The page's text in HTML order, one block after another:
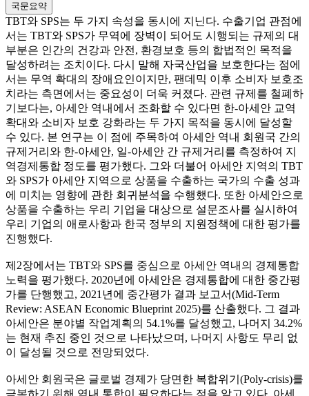
국문요약
TBT와 SPS는 두 가지 속성을 동시에 지닌다. 수출기업 관점에
서는 TBT와 SPS가 무역에 장벽이 되어도 시행되는 규제의 대
부분은 인간의 건강과 안전, 환경보호 등의 합법적인 목적을
달성하려는 조치이다. 다시 말해 자국산업을 보호한다는 점에
서는 무역 확대의 장애요인이지만, 팬데믹 이후 소비자 보호조
치라는 측면에서는 중요성이 더욱 커졌다. 관련 규제를 철폐하
기보다는, 아세안 역내에서 조화할 수 있다면 한-아세안 교역
확대와 소비자 보호 강화라는 두 가지 목적을 동시에 달성할
수 있다. 본 연구는 이 점에 주목하여 아세안 역내 회원국 간의
규제거리와 한-아세안, 일-아세안 간 규제거리를 측정하여 지
역경제통합 정도를 평가했다. 그와 더불어 아세안 지역의 TBT
와 SPS가 아세안 지역으로 상품을 수출하는 국가의 수출 성과
에 미치는 영향에 관한 회귀분석을 수행했다. 또한 아세안으로
상품을 수출하는 우리 기업을 대상으로 설문조사를 실시하여
우리 기업의 애로사항과 한국 정부의 지원정책에 대한 평가를
진행했다.
제2장에서는 TBT와 SPS를 중심으로 아세안 역내의 경제통합
노력을 평가했다. 2020년에 아세안은 경제통합에 대한 중간평
가를 단행했고, 2021년에 중간평가 결과 보고서(Mid-Term
Review: ASEAN Economic Blueprint 2025)를 산출했다. 그 결과
아세안은 분야별 작업계획의 54.1%를 달성했고, 나머지 34.2%
는 현재 추진 중인 것으로 나타났으며, 나머지 사항도 무리 없
이 달성될 것으로 전망되었다.
아세안 회원국은 글로벌 경제가 당면한 복합위기(Poly-crisis)를